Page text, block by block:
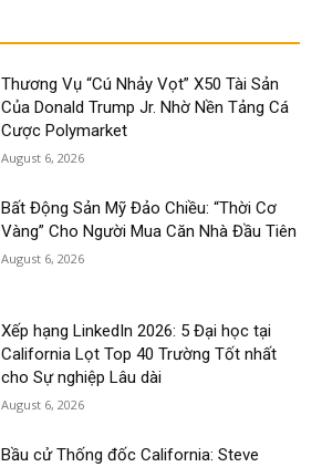
Thương Vụ “Cú Nhảy Vọt” X50 Tài Sản
Của Donald Trump Jr. Nhờ Nền Tảng Cá
Cược Polymarket
August 6, 2026
Bất Động Sản Mỹ Đảo Chiều: “Thời Cơ
Vàng” Cho Người Mua Căn Nhà Đầu Tiên
August 6, 2026
Xếp hạng LinkedIn 2026: 5 Đại học tại
California Lọt Top 40 Trường Tốt nhất
cho Sự nghiệp Lâu dài
August 6, 2026
Bầu cử Thống đốc California: Steve